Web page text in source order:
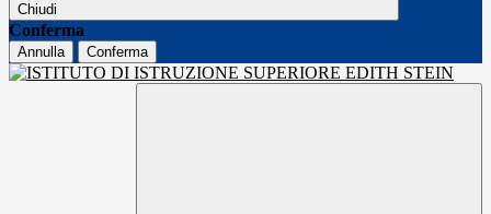
Chiudi
Conferma
Annulla Conferma